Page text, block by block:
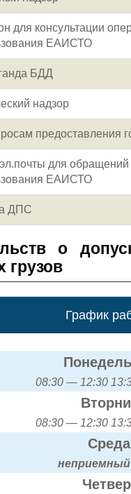
для консультации
ЕАИСТО
БДД
надзор
предоставления
для
ЕАИСТО
ДПС
о
грузов
График
08:30 — 12:30
08:30 — 12:30
Среда
неприемный